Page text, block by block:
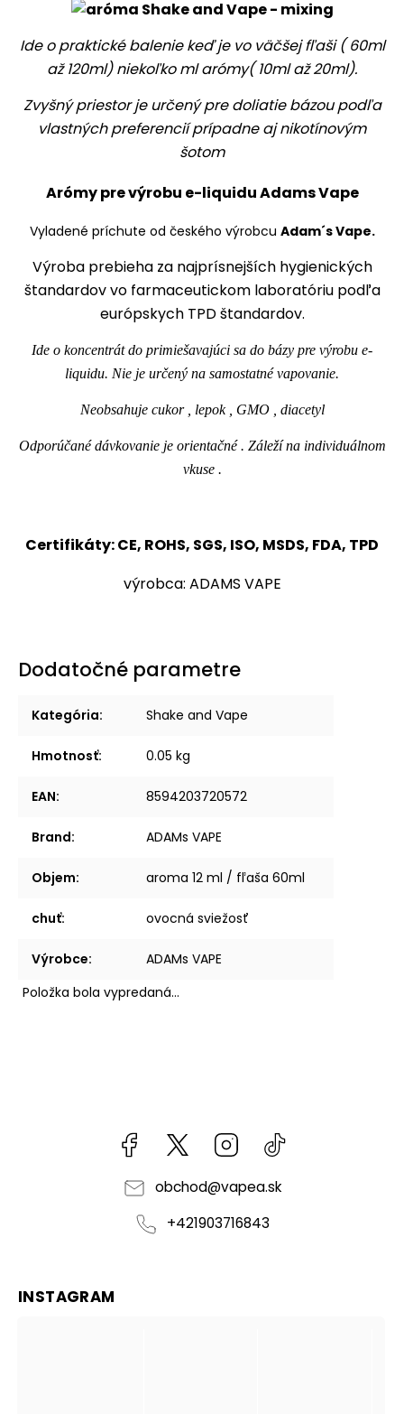
Ide o praktické balenie keď je vo väčšej fľaši ( 60ml
až 120ml) niekoľko ml arómy( 10ml až 20ml).
Zvyšný priestor je určený pre doliatie bázou podľa
vlastných preferencií prípadne aj nikotínovým
šotom
Arómy pre výrobu e-liquidu Adams Vape
Vyladené príchute od českého výrobcu Adam´s Vape.
Výroba prebieha za najprísnejších hygienických
štandardov vo farmaceutickom laboratóriu podľa
európskych TPD štandardov.
Ide o koncentrát do primiešavajúci sa do bázy pre výrobu e-
liquidu. Nie je určený na samostatné vapovanie.
Neobsahuje cukor , lepok , GMO , diacetyl
Odporúčané dávkovanie je orientačné . Záleží na individuálnom
vkuse .
Certifikáty: CE, ROHS, SGS, ISO, MSDS, FDA, TPD
výrobca: ADAMS VAPE
Dodatočné parametre
Kategória: Shake and Vape
Hmotnosť: 0.05 kg
EAN: 8594203720572
Brand: ADAMs VAPE
Objem: aroma 12 ml / fľaša 60ml
chuť: ovocná sviežosť
Výrobce:
ADAMs VAPE
Položka bola vypredaná…
Facebook kzifcak85131Instagram
obchod@vapea.sk
+421903716843
INSTAGRAM